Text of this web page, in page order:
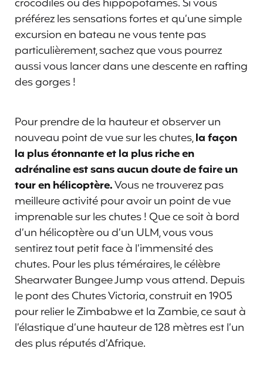
crocodiles ou des hippopotames. Si vous
préférez les sensations fortes et qu’une simple
excursion en bateau ne vous tente pas
particulièrement, sachez que vous pourrez
aussi vous lancer dans une descente en rafting
des gorges !
Pour prendre de la hauteur et observer un
nouveau point de vue sur les chutes,la façon
la plus étonnante et la plus riche en
adrénaline est sans aucun doute de faire un
tour en hélicoptère.Vous ne trouverez pas
meilleure activité pour avoir un point de vue
imprenable sur les chutes ! Que ce soit à bord
d’un hélicoptère ou d’un ULM, vous vous
sentirez tout petit face à l’immensité des
chutes. Pour les plus téméraires, le célèbre
Shearwater Bungee Jump vous attend. Depuis
le pont des Chutes Victoria, construit en 1905
pour relier le Zimbabwe et la Zambie, ce saut à
l’élastique d’une hauteur de 128 mètres est l’un
des plus réputés d’Afrique.